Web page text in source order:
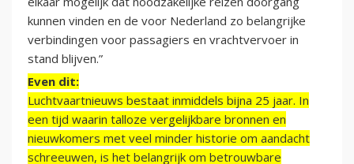
kunnen vinden en de voor Nederland zo belangrijke
verbindingen voor passagiers en vrachtvervoer in
stand blijven.”
Even dit:
Luchtvaartnieuws bestaat inmiddels bijna 25 jaar. In
een tijd waarin talloze vergelijkbare bronnen en
nieuwkomers met veel minder historie om aandacht
schreeuwen, is het belangrijk om betrouwbare